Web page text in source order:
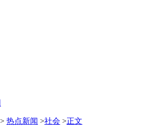
> 热点新闻 >社会 >正文